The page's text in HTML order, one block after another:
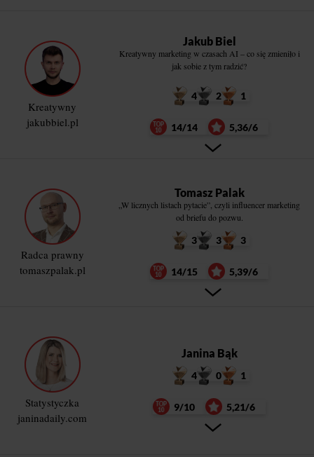
Kreatywny
jakubbiel.pl
Jakub Biel
Kreatywny marketing w czasach AI – co się zmieniło i
jak sobie z tym radzić?
4 2 1
14/14 5,36/6
Radca prawny
tomaszpalak.pl
Tomasz Palak
„W licznych listach pytacie”, czyli influencer marketing
od briefu do pozwu.
3 3 3
14/15 5,39/6
Statystyczka
janinadaily.com
Janina Bąk
4 0 1
9/10 5,21/6